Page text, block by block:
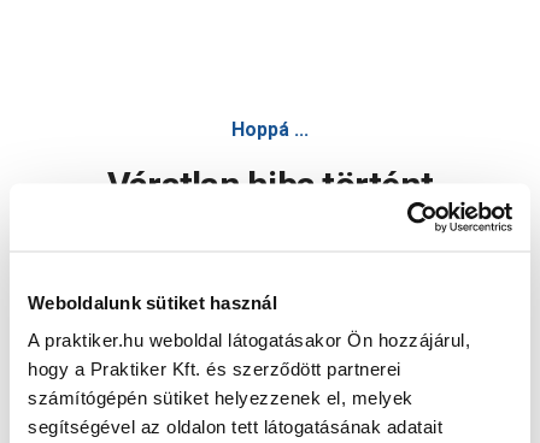
Weboldalunk sütiket használ
A praktiker.hu weboldal látogatásakor Ön hozzájárul,
hogy a Praktiker Kft. és szerződött partnerei
számítógépén sütiket helyezzenek el, melyek
segítségével az oldalon tett látogatásának adatait
Hoppá ...
Váratlan hiba történt
Oldal újratöltése